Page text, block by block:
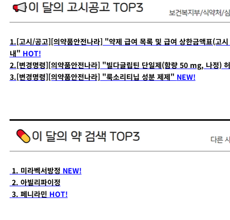
1.[고시/공고][의약품안전나라] "약제 급여 목록 및 급여 상한금액표(고
내" HOT!
2.[변경명령][의약품안전나라] "빌다글립틴 단일제(함량 50 mg, 나정)
3.[변경명령][의약품안전나라] "룩소리티닙 성분 제제" NEW!
1. 미라벡서방정 NEW!
2. 아빌리파이정
3. 페니라민 HOT!